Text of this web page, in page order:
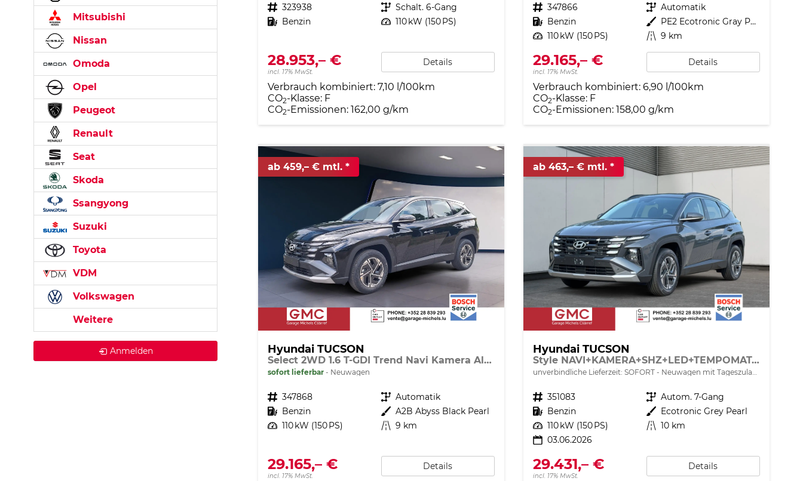
Fahrzeugnr. 323938 Getriebe Schalt. 6-Gang
Kraftstoff Benzin Leistung 110 kW (150 PS)
28.953,– €
incl. 17% MwSt.
Details
Verbrauch kombiniert: 7,10 l/100km
CO2-Klasse: F
CO2-Emissionen: 162,00 g/km
Fahrzeugnr. 347866 Getriebe Automatik
Kraftstoff Benzin Außenfarbe
PE2 Ecotronic Gray Pearl
Leistung 110 kW (150 PS) Kilometerstand 9 km
29.165,– €
incl. 17% MwSt.
Details
Verbrauch kombiniert: 6,90 l/100km
CO2-Klasse: F
CO2-Emissionen: 158,00 g/km
ab 459,– € mtl.
Hyundai TUCSON
Select 2WD 1.6 T-GDI Trend Navi Kamera Alu SHZ LED
sofort lieferbar Neuwagen
Fahrzeugnr. 347868 Getriebe Automatik
Kraftstoff Benzin Außenfarbe A2B Abyss Black Pearl
Leistung 110 kW (150 PS) Kilometerstand 9 km
29.165,– €
incl. 17% MwSt.
Details
ab 463,– € mtl.
Hyundai TUCSON
Style NAVI+KAMERA+SHZ+LED+TEMPOMAT+17" ALU+PDC
unverbindliche Lieferzeit: SOFORT Neuwagen mit Tageszulassung
Fahrzeugnr. 351083 Getriebe Autom. 7-Gang
Kraftstoff Benzin Außenfarbe Ecotronic Grey Pearl
Leistung 110 kW (150 PS) Kilometerstand 10 km
03.06.2026
29.431,– €
incl. 17% MwSt.
Details
Mitsubishi
Nissan
Omoda
Opel
Peugeot
Renault
Seat
Skoda
Ssangyong
Suzuki
Toyota
VDM
Volkswagen
Weitere
Anmelden